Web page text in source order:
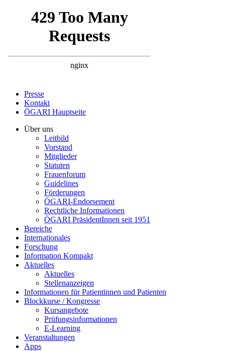
Presse
Kontakt
ÖGARI Hauptseite
Über uns
Leitbild
Vorstand
Mitglieder
Statuten
Frauenforum
Guidelines
Förderungen
ÖGARI-Endorsement
Rechtliche Informationen
ÖGARI PräsidentInnen seit 1951
Bereiche
Internationales
Forschung
Information Kompakt
Aktuelles
Aktuelles
Stellenanzeigen
Informationen für Patientinnen und Patienten
Blockkurse / Kongresse
Kursangebote
Prüfungsinformationen
E-Learning
Veranstaltungen
Apps